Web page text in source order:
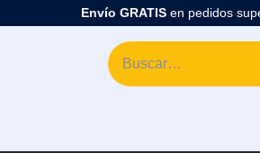
Envío GRATIS en pedidos